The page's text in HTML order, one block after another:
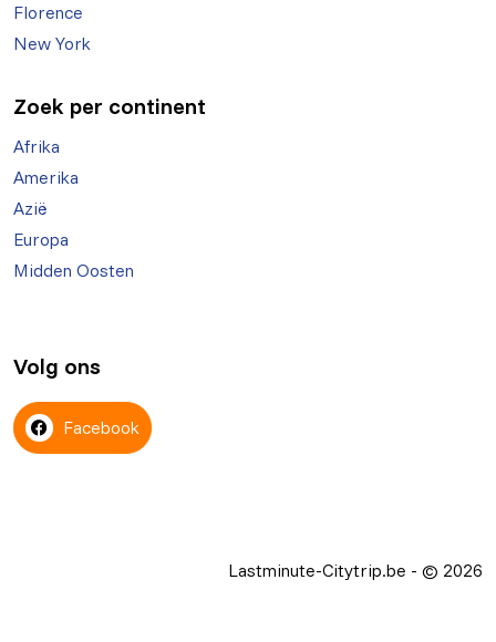
Florence
New York
Zoek per continent
Afrika
Amerika
Azië
Europa
Midden Oosten
Volg ons
Facebook
Lastminute-Citytrip.be - © 2026